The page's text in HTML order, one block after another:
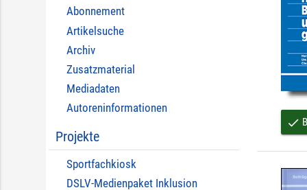
Abonnement
Artikelsuche
Archiv
Zusatzmaterial
Mediadaten
Autoreninformationen
Projekte
Sportfachkiosk
DSLV-Medienpaket Inklusion
done